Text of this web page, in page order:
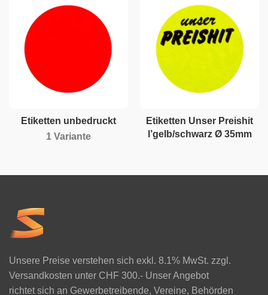
Etiketten unbedruckt
1 Variante
Etiketten Unser Preishit
l’gelb/schwarz Ø 35mm
Unsere Preise verstehen sich exkl. 8.1% MwSt. zzgl.
Versandkosten unter CHF 300.- Unser Angebot
richtet sich an Gewerbetreibende, Vereine, Behörden